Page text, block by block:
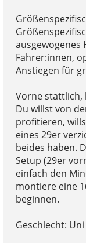
ausgewogenes
Fahrer:innen,
Anstiegen für
Vorne
Du willst von
profitieren,
eines 29er
beides haben.
Setup (29er
einfach den
montiere eine
beginnen.
Geschlecht: Uni